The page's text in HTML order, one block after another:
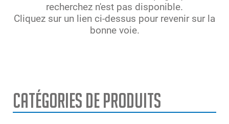
recherchez n'est pas disponible.
Cliquez sur un lien ci-dessus pour revenir sur la
bonne voie.
Catégories de Produits